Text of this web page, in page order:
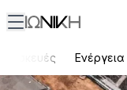
Ενέργεια
Σύγχρονες